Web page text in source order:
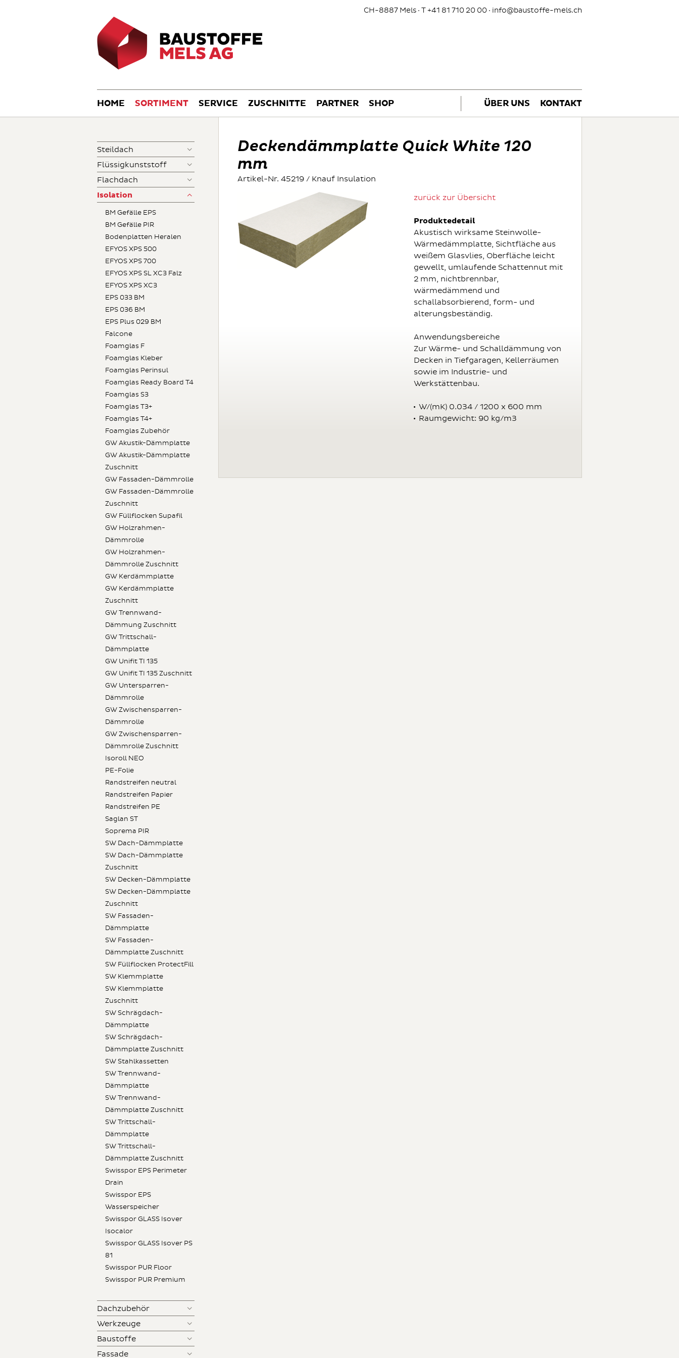
CH-8887 Mels · T +41 81 710 20 00 · info@baustoffe-mels.ch
HOME SORTIMENT SERVICE ZUSCHNITTE PARTNER SHOP ÜBER UNS KONTAKT
Steildach
Flüssigkunststoff
Flachdach
Isolation
BM Gefälle EPS
BM Gefälle PIR
Bodenplatten Heralen
EFYOS XPS 500
EFYOS XPS 700
EFYOS XPS SL XC3 Falz
EFYOS XPS XC3
EPS 033 BM
EPS 036 BM
EPS Plus 029 BM
Falcone
Foamglas F
Foamglas Kleber
Foamglas Perinsul
Foamglas Ready Board T4
Foamglas S3
Foamglas T3+
Foamglas T4+
Foamglas Zubehör
GW Akustik-Dämmplatte
GW Akustik-Dämmplatte
Zuschnitt
GW Fassaden-Dämmrolle
GW Fassaden-Dämmrolle
Zuschnitt
GW Füllflocken Supafil
GW Holzrahmen-
Dämmrolle
GW Holzrahmen-
Dämmrolle Zuschnitt
GW Kerdämmplatte
GW Kerdämmplatte
Zuschnitt
GW Trennwand-
Dämmung Zuschnitt
GW Trittschall-
Dämmplatte
GW Unifit TI 135
GW Unifit TI 135 Zuschnitt
GW Untersparren-
Dämmrolle
GW Zwischensparren-
Dämmrolle
GW Zwischensparren-
Dämmrolle Zuschnitt
Isoroll NEO
PE-Folie
Randstreifen neutral
Randstreifen Papier
Randstreifen PE
Saglan ST
Soprema PIR
SW Dach-Dämmplatte
SW Dach-Dämmplatte
Zuschnitt
SW Decken-Dämmplatte
SW Decken-Dämmplatte
Zuschnitt
SW Fassaden-
Dämmplatte
SW Fassaden-
Dämmplatte Zuschnitt
SW Füllflocken ProtectFill
SW Klemmplatte
SW Klemmplatte
Zuschnitt
SW Schrägdach-
Dämmplatte
SW Schrägdach-
Dämmplatte Zuschnitt
SW Stahlkassetten
SW Trennwand-
Dämmplatte
SW Trennwand-
Dämmplatte Zuschnitt
SW Trittschall-
Dämmplatte
SW Trittschall-
Dämmplatte Zuschnitt
Swisspor EPS Perimeter
Drain
Swisspor EPS
Wasserspeicher
Swisspor GLASS Isover
Isocalor
Swisspor GLASS Isover PS
81
Swisspor PUR Floor
Swisspor PUR Premium
Dachzubehör
Werkzeuge
Baustoffe
Fassade
Deckendämmplatte Quick White 120
mm
Artikel-Nr. 45219 / Knauf Insulation
zurück zur Übersicht
Produktedetail
Akustisch wirksame Steinwolle-
Wärmedämmplatte, Sichtfläche aus
weißem Glasvlies, Oberfläche leicht
gewellt, umlaufende Schattennut mit
2 mm, nichtbrennbar,
wärmedämmend und
schallabsorbierend, form- und
alterungsbeständig.
Anwendungsbereiche
Zur Wärme- und Schalldämmung von
Decken in Tiefgaragen, Kellerräumen
sowie im Industrie- und
Werkstättenbau.
W/(mK) 0.034 / 1200 x 600 mm
Raumgewicht: 90 kg/m3